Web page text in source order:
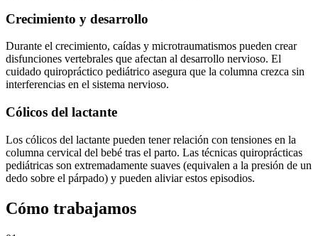
Crecimiento y desarrollo
Durante el crecimiento, caídas y microtraumatismos pueden crear
disfunciones vertebrales que afectan al desarrollo nervioso. El
cuidado quiropráctico pediátrico asegura que la columna crezca sin
interferencias en el sistema nervioso.
Cólicos del lactante
Los cólicos del lactante pueden tener relación con tensiones en la
columna cervical del bebé tras el parto. Las técnicas quiroprácticas
pediátricas son extremadamente suaves (equivalen a la presión de un
dedo sobre el párpado) y pueden aliviar estos episodios.
Cómo trabajamos